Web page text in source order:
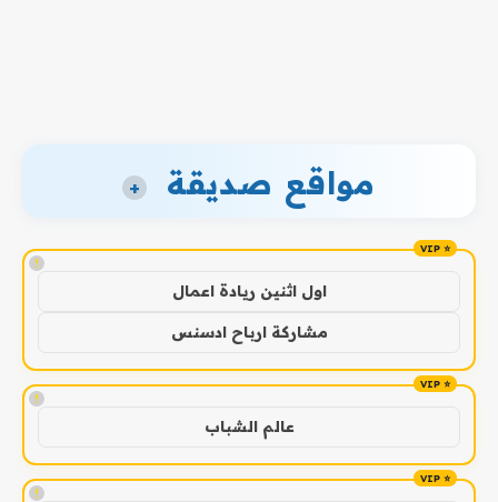
مواقع صديقة +
!
اول اثنين ريادة اعمال
مشاركة ارباح ادسنس
!
عالم الشباب
!